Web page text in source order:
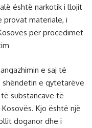
është narkotik i llojit
provat materiale, i
për procedimet
e saj të
e qytetarëve
substancave të
Kjo është një
doganor dhe i